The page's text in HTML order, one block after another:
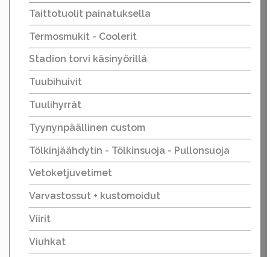
Taittotuolit painatuksella
Termosmukit - Coolerit
Stadion torvi käsinyörillä
Tuubihuivit
Tuulihyrrät
Tyynynpäällinen custom
Tölkinjäähdytin - Tölkinsuoja - Pullonsuoja
Vetoketjuvetimet
Varvastossut + kustomoidut
Viirit
Viuhkat